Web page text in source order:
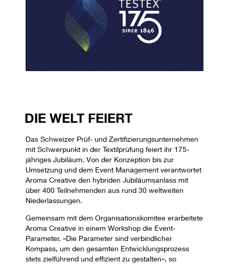
DIE WELT FEIERT
Das Schweizer Prüf- und Zertifizierungsunternehmen
mit Schwerpunkt in der Textilprüfung feiert ihr 175-
jähriges Jubiläum. Von der Konzeption bis zur
Umsetzung und dem Event Management verantwortet
Aroma Creative den hybriden Jubiläumsanlass mit
über 400 Teilnehmenden aus rund 30 weltweiten
Niederlassungen.
Gemeinsam mit dem Organisationskomitee erarbeitete
Aroma Creative in einem Workshop die Event-
Parameter. «Die Parameter sind verbindlicher
Kompass, um den gesamten Entwicklungsprozess
stets zielführend und effizient zu gestalten», so